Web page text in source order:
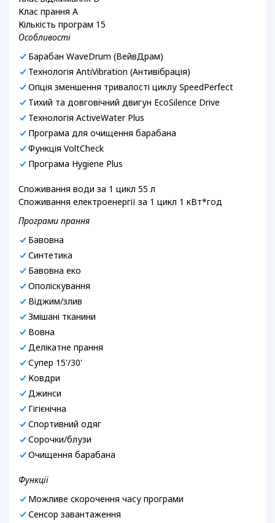
Клас прання A
Кількість програм 15
Особливості
Барабан WaveDrum (ВейвДрам)
Технологія AntiVibration (Антивібрація)
Опція зменшення тривалості циклу SpeedPerfect
Тихий та довговічний двигун EcoSilence Drive
Технологія ActiveWater Plus
Програма для очищення барабана
Функція VoltCheck
Програма Hygiene Plus
Споживання води за 1 цикл 55 л
Споживання електроенергії за 1 цикл 1 кВт*год
Програми прання
Бавовна
Синтетика
Бавовна еко
Ополіскування
Віджим/злив
Змішані тканини
Вовна
Делікатне прання
Супер 15'/30'
Ковдри
Джинси
Гігієнічна
Спортивний одяг
Сорочки/блузи
Очищення барабана
Функції
Можливе скорочення часу програми
Сенсор завантаження